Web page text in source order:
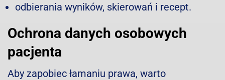
odbierania wyników, skierowań i recept.
Ochrona danych osobowych
pacjenta
Aby zapobiec łamaniu prawa, warto